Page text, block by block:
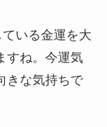
ている金運を大
すね。今運気
きな気持ちで